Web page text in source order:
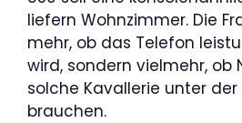
liefern Wohnzimmer. Die
mehr, ob das Telefon
wird, sondern vielmehr, ob
solche Kavallerie unter der
brauchen.